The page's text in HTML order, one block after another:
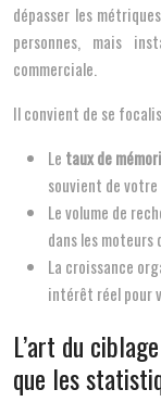
dépasser les
personnes, mais
commerciale.
Il convient de se
Le taux de
souvient de votre
Le volume de
dans les moteurs
La croissance
intérêt réel pour
L’art du
que les